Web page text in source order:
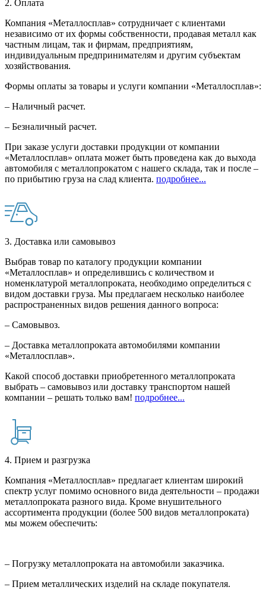
2. Оплата
Компания «Металлосплав» сотрудничает с клиентами
независимо от их формы собственности, продавая металл как
частным лицам, так и фирмам, предприятиям,
индивидуальным предпринимателям и другим субъектам
хозяйствования.
Формы оплаты за товары и услуги компании «Металлосплав»:
– Наличный расчет.
– Безналичный расчет.
При заказе услуги доставки продукции от компании
«Металлосплав» оплата может быть проведена как до выхода
автомобиля с металлопрокатом с нашего склада, так и после –
по прибытию груза на слад клиента. подробнее...
3. Доставка или самовывоз
Выбрав товар по каталогу продукции компании
«Металлосплав» и определившись с количеством и
номенклатурой металлопроката, необходимо определиться с
видом доставки груза. Мы предлагаем несколько наиболее
распространенных видов решения данного вопроса:
– Самовывоз.
– Доставка металлопроката автомобилями компании
«Металлосплав».
Какой способ доставки приобретенного металлопроката
выбрать – самовывоз или доставку транспортом нашей
компании – решать только вам! подробнее...
4. Прием и разгрузка
Компания «Металлосплав» предлагает клиентам широкий
спектр услуг помимо основного вида деятельности – продажи
металлопроката разного вида. Кроме внушительного
ассортимента продукции (более 500 видов металлопроката)
мы можем обеспечить:
– Погрузку металлопроката на автомобили заказчика.
– Прием металлических изделий на складе покупателя.